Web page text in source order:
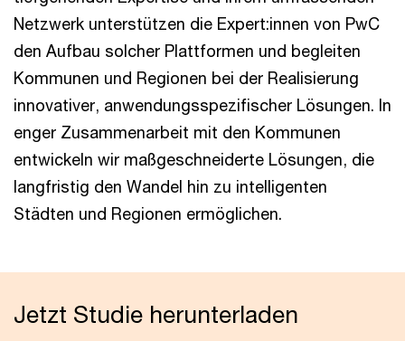
Netzwerk unterstützen die Expert:innen von PwC
den Aufbau solcher Plattformen und begleiten
Kommunen und Regionen bei der Realisierung
innovativer, anwendungsspezifischer Lösungen. In
enger Zusammenarbeit mit den Kommunen
entwickeln wir maßgeschneiderte Lösungen, die
langfristig den Wandel hin zu intelligenten
Städten und Regionen ermöglichen.
Jetzt Studie herunterladen